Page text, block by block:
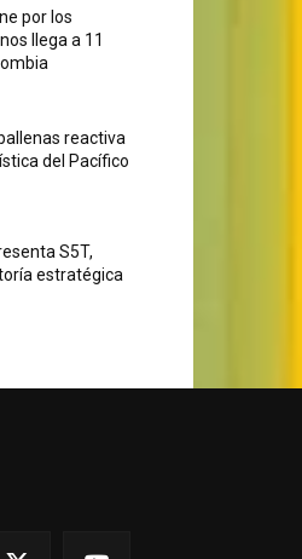
por los
llega a 11
reactiva
del Pacífico
S5T,
estratégica